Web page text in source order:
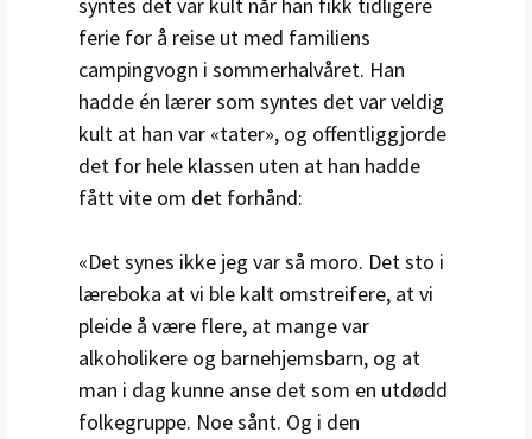
ferie for å reise ut med familiens
campingvogn i sommerhalvåret. Han
hadde én lærer som syntes det var veldig
kult at han var «tater», og offentliggjorde
det for hele klassen uten at han hadde
fått vite om det forhånd:
«Det synes ikke jeg var så moro. Det sto i
læreboka at vi ble kalt omstreifere, at vi
pleide å være flere, at mange var
alkoholikere og barnehjemsbarn, og at
man i dag kunne anse det som en utdødd
folkegruppe. Noe sånt. Og i den